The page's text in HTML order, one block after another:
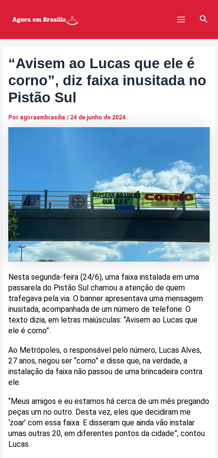
Menu
“Avisem ao Lucas que ele é
corno”, diz faixa inusitada no
Pistão Sul
Por agoraembrasilia / 24 de junho de 2024
Nesta segunda-feira (24/6), uma faixa instalada em uma
passarela do Pistão Sul chamou a atenção de quem
trafegava pela via. O banner apresentava uma mensagem
inusitada, acompanhada de um número de telefone. O
texto dizia, em letras maiúsculas: “Avisem ao Lucas que
ele é corno”.
Ao Metrópoles, o responsável pelo número, Lucas Alves,
27 anos, negou ser “corno” e disse que, na verdade, a
instalação da faixa não passou de uma brincadeira contra
ele.
“Meus amigos e eu estamos há cerca de um mês pregando
peças um no outro. Desta vez, eles que decidiram me
‘zoar’ com essa faixa. E disseram que ainda vão instalar
umas outras 20, em diferentes pontos da cidade”, contou
Lucas.